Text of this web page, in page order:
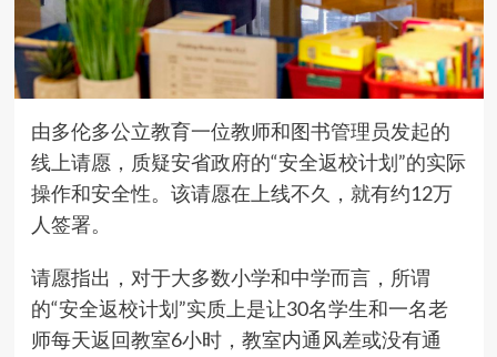
由多伦多公立教育一位教师和图书管理员发起的
线上请愿，质疑安省政府的“安全返校计划”的实际
操作和安全性。该请愿在上线不久，就有约12万
人签署。
请愿指出，对于大多数小学和中学而言，所谓
的“安全返校计划”实质上是让30名学生和一名老
师每天返回教室6小时，教室内通风差或没有通